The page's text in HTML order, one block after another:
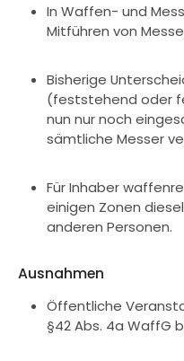
In Waffen- und
Mitführen von
Bisherige
(feststehend oder
nun nur noch
sämtliche Messer
Für Inhaber
einigen Zonen
anderen Personen.
Ausnahmen
Öffentliche
§42 Abs. 4a WaffG